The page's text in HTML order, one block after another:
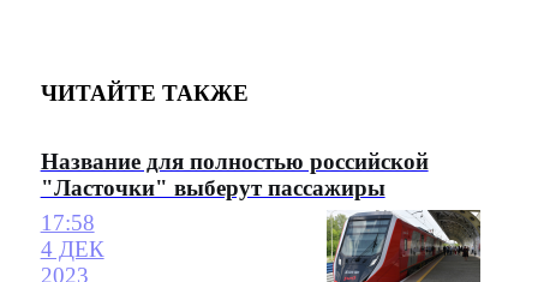
ЧИТАЙТЕ ТАКЖЕ
Название для полностью российской
"Ласточки" выберут пассажиры
17:58
4 ДЕК
2023